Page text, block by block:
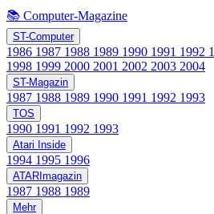
📚 Computer-Magazine
ST-Computer
1986 1987 1988 1989 1990 1991 1992
1998 1999 2000 2001 2002 2003 2004
ST-Magazin
1987 1988 1989 1990 1991 1992 1993
TOS
1990 1991 1992 1993
Atari Inside
1994 1995 1996
ATARImagazin
1987 1988 1989
Mehr